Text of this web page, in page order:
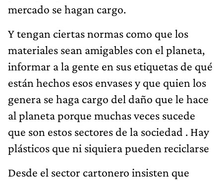
mercado se hagan cargo.
Y tengan ciertas normas como que los
materiales sean amigables con el planeta,
informar a la gente en sus etiquetas de qué
están hechos esos envases y que quien los
genera se haga cargo del daño que le hace
al planeta porque muchas veces sucede
que son estos sectores de la sociedad . Hay
plásticos que ni siquiera pueden reciclarse
Desde el sector cartonero insisten que